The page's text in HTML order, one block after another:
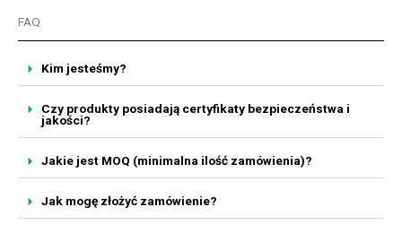
FAQ
Kim jesteśmy?
Czy produkty posiadają certyfikaty bezpieczeństwa i
jakości?
Jakie jest MOQ (minimalna ilość zamówienia)?
Jak mogę złożyć zamówienie?